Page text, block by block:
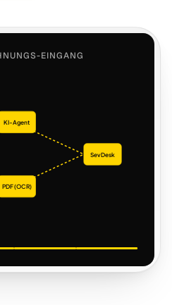
EINGANG
KI-Agent
PDF (OCR)
SevDesk